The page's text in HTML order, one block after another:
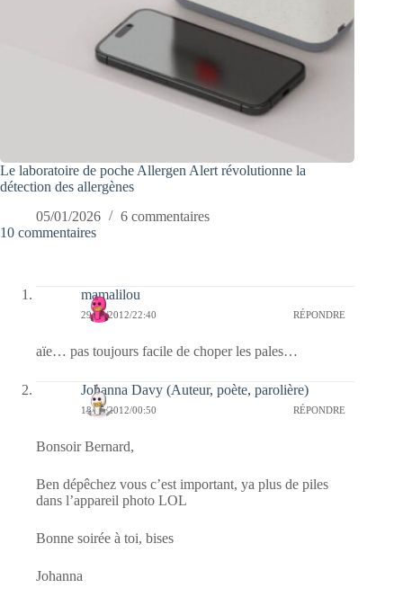
Le laboratoire de poche Allergen Alert révolutionne la
détection des allergènes
05/01/2026
6 commentaires
10 commentaires
mamalilou
29/05/2012/22:40 RÉPONDRE
aïe… pas toujours facile de choper les pales…
Johanna Davy (Auteur, poète, parolière)
18/05/2012/00:50 RÉPONDRE
Bonsoir Bernard,
Ben dépêchez vous c’est important, ya plus de piles
dans l’appareil photo LOL
Bonne soirée à toi, bises
Johanna